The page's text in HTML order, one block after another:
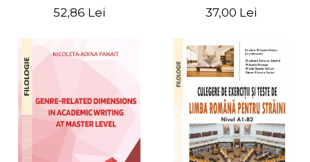
fiction
52,86 Lei 37,00 Lei